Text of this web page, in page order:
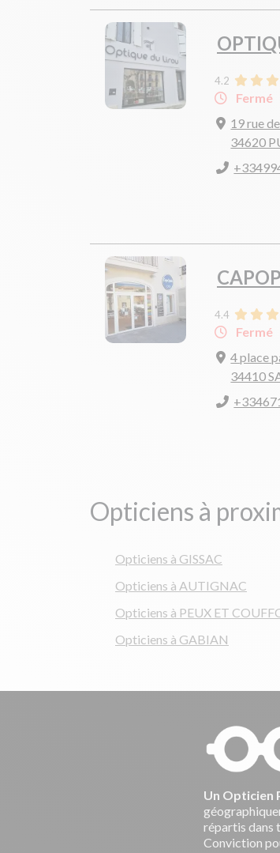
4.2
Fermé
19 rue
34620
4.4
Fermé
4 place
34410
Opticiens à
Opticiens à GISSAC
Opticiens à AUTIGNAC
Opticiens à PEUX ET
Opticiens à GABIAN
Un Opticien
répartis dans
Conviction